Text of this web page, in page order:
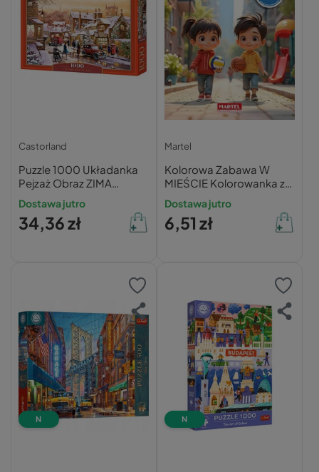
Castorland
Puzzle 1000 Układanka
Pejzaż Obraz ZIMA
Święta Domy Śnieg
Miasto 9+ Castor
Dostawa jutro
34,36 zł
Martel
Kolorowa Zabawa W
MIEŚCIE Kolorowanka z
Naklejkami 3+ Martel
Dostawa jutro
6,51 zł
N N